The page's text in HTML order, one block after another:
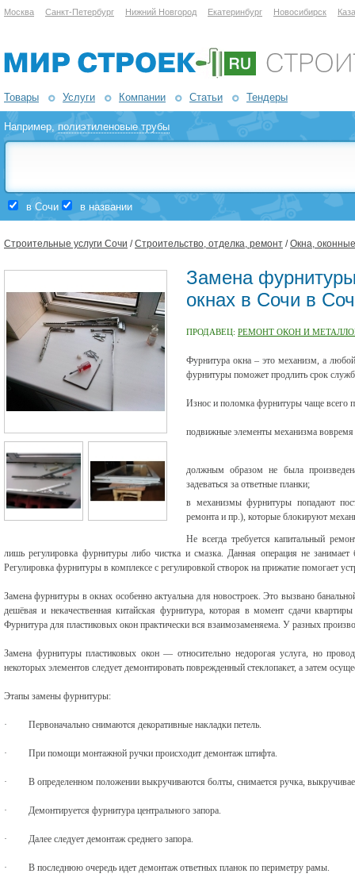
Москва Санкт-Петербург Нижний Новгород Екатеринбург Новосибирск
Товары Услуги Компании Статьи Тендеры
Например,полиэтиленовые трубы
в Сочи в названии
Строительные услуги Сочи /Строительство, отделка, ремонт /Окна,
Замена
окнах в Сочи в
ПРОДАВЕЦ: РЕМОНТ ОКОН И
Фурнитура окна – это механизм, а
фурнитуры поможет продлить срок
Износ и поломка фурнитуры чаще всего
подвижные элементы механизма вовремя
должным образом не была
задеваться за ответные планки;
в механизмы фурнитуры попадают
ремонта и пр.), которые блокируют
Не всегда требуется капитальный
лишь регулировка фурнитуры либо чистка и смазка. Данная операция не
Регулировка фурнитуры в комплексе с регулировкой створок на прижатие помогает
Замена фурнитуры в окнах особенно актуальна для новостроек. Это вызвано
дешёвая и некачественная китайская фурнитура, которая в момент сдачи
Фурнитура для пластиковых окон практически вся взаимозаменяема. У разных
Замена фурнитуры пластиковых окон — относительно недорогая услуга, но
некоторых элементов следует демонтировать поврежденный стеклопакет, а затем
Этапы замены фурнитуры:
· Первоначально снимаются декоративные накладки петель.
· При помощи монтажной ручки происходит демонтаж штифта.
· В определенном положении выкручиваются болты, снимается ручка,
· Демонтируется фурнитура центрального запора.
· Далее следует демонтаж среднего запора.
· В последнюю очередь идет демонтаж ответных планок по периметру рамы.